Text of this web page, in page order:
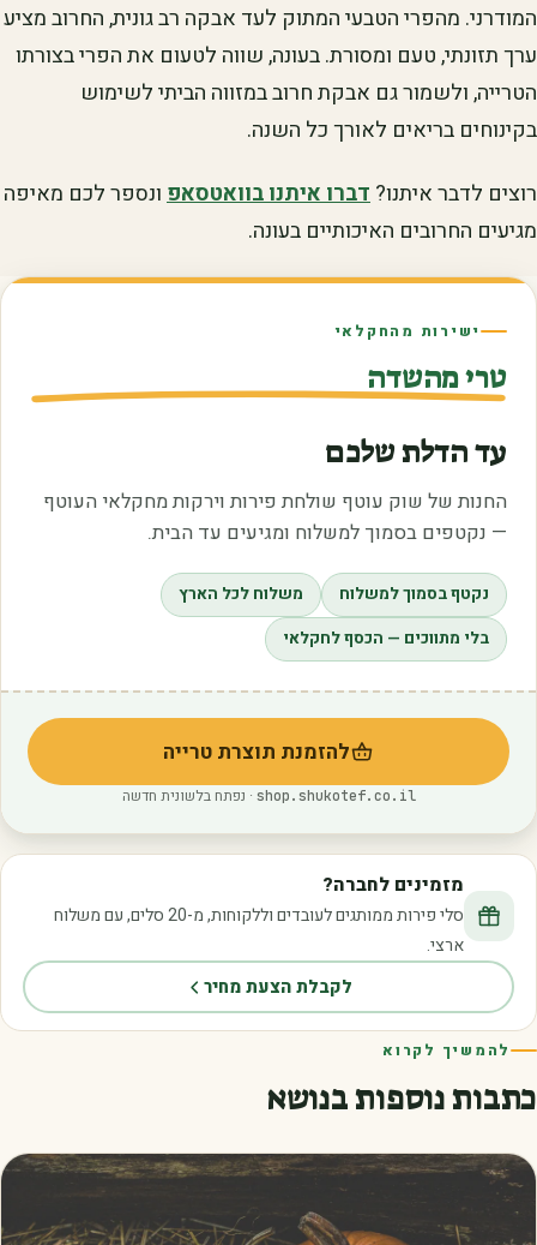
המודרני. מהפרי הטבעי המתוק לעד אבקה רב גונית, החרוב מציע
ערך תזונתי, טעם ומסורת. בעונה, שווה לטעום את הפרי בצורתו
הטרייה, ולשמור גם אבקת חרוב במזווה הביתי לשימוש
בקינוחים בריאים לאורך כל השנה.
רוצים לדבר איתנו?דברו איתנו בוואטסאפונספר לכם מאיפה
מגיעים החרובים האיכותיים בעונה.
ישירות מהחקלאי
טרי מהשדה
עד הדלת שלכם
החנות של שוק עוטף שולחת פירות וירקות מחקלאי העוטף
— נקטפים בסמוך למשלוח ומגיעים עד הבית.
נקטף בסמוך למשלוח
משלוח לכל הארץ
בלי מתווכים — הכסף לחקלאי
להזמנת תוצרת טרייה
(נפתח בלשונית חדשה)
shop.shukotef.co.il · נפתח בלשונית חדשה
מזמינים לחברה?
סלי פירות ממותגים לעובדים וללקוחות, מ-20 סלים, עם משלוח
ארצי.
לקבלת הצעת מחיר
להמשיך לקרוא
כתבות נוספות בנושא